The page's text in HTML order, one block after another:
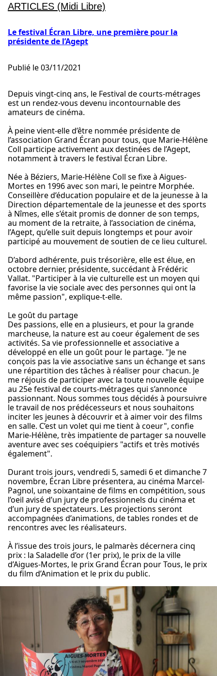
ARTICLES (Midi Libre)
Le festival Écran Libre, une première pour la
présidente de l’Agept
Publié le 03/11/2021
Depuis vingt-cinq ans, le Festival de courts-métrages
est un rendez-vous devenu incontournable des
amateurs de cinéma.
À peine vient-elle d’être nommée présidente de
l’association Grand Écran pour tous, que Marie-Hélène
Coll participe activement aux destinées de l’Agept,
notamment à travers le festival Écran Libre.
Née à Béziers, Marie-Hélène Coll se fixe à Aigues-
Mortes en 1996 avec son mari, le peintre Morphée.
Conseillère d’éducation populaire et de la jeunesse à la
Direction départementale de la jeunesse et des sports
à Nîmes, elle s’était promis de donner de son temps,
au moment de la retraite, à l’association de cinéma,
l’Agept, qu’elle suit depuis longtemps et pour avoir
participé au mouvement de soutien de ce lieu culturel.
D’abord adhérente, puis trésorière, elle est élue, en
octobre dernier, présidente, succédant à Frédéric
Vallat. "Participer à la vie culturelle est un moyen qui
favorise la vie sociale avec des personnes qui ont la
même passion", explique-t-elle.
Le goût du partage
Des passions, elle en a plusieurs, et pour la grande
marcheuse, la nature est au coeur également de ses
activités. Sa vie professionnelle et associative a
développé en elle un goût pour le partage. "Je ne
conçois pas la vie associative sans un échange et sans
une répartition des tâches à réaliser pour chacun. Je
me réjouis de participer avec la toute nouvelle équipe
au 25e festival de courts-métrages qui s’annonce
passionnant. Nous sommes tous décidés à poursuivre
le travail de nos prédécesseurs et nous souhaitons
inciter les jeunes à découvrir et à aimer voir des films
en salle. C’est un volet qui me tient à coeur", confie
Marie-Hélène, très impatiente de partager sa nouvelle
aventure avec ses coéquipiers "actifs et très motivés
également".
Durant trois jours, vendredi 5, samedi 6 et dimanche 7
novembre, Écran Libre présentera, au cinéma Marcel-
Pagnol, une soixantaine de films en compétition, sous
l’oeil avisé d’un jury de professionnels du cinéma et
d’un jury de spectateurs. Les projections seront
accompagnées d’animations, de tables rondes et de
rencontres avec les réalisateurs.
À l’issue des trois jours, le palmarès décernera cinq
prix : la Saladelle d’or (1er prix), le prix de la ville
d’Aigues-Mortes, le prix Grand Écran pour Tous, le prix
du film d’Animation et le prix du public.